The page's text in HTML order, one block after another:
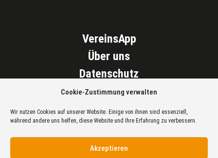
Cookie-Zustimmung verwalten
Wir nutzen Cookies auf unserer Website. Einige von ihnen sind essenziell,
während andere uns helfen, diese Website und Ihre Erfahrung zu verbessern.
Akzeptieren
VereinsApp
Über uns
Datenschutz
Impressum
Cookie Richtlinien (EU)